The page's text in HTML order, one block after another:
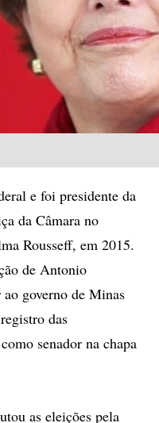
e foi presidente da
da Câmara no
Rousseff, em 2015.
de Antonio
governo de Minas
das
senador na chapa
as eleições pela